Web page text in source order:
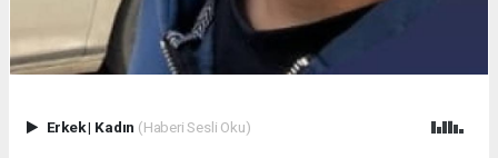
Erkek| Kadın (Haberi Sesli Oku)